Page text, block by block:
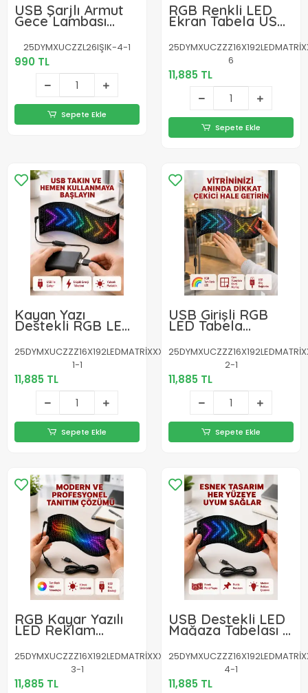
USB Şarjlı Armut
Gece Lambası
Dokunmatik Renk
Değişimli
25DYMXUCZZL26IŞIK-4-1
990 TL
Sepete Ekle
RGB Renkli LED
Ekran Tabela USB
Bağlantılı ve
Kayan Yazı
Destekli 6
11,885 TL
Sepete Ekle
Kayan Yazı
Destekli RGB LED
Reklam Paneli
USB ile Kolay
Kurulumlu
25DYMXUCZZZ16X192LEDMATRİXXXXXXXXY-
1-1
11,885 TL
Sepete Ekle
USB Girişli RGB
LED Tabela
Ayarlanabilir
Parlaklık ve Kayan
Yazı Özellikli
2-1
11,885 TL
Sepete Ekle
RGB Kayar Yazılı
LED Reklam
Ekranı – USB
Bağlantılı Esnek
Tasarım
25DYMXUCZZZ16X192LEDMATRİXXXXXXXXY-
3-1
11,885 TL
USB Destekli LED
Mağaza Tabelası –
Renkli RGB Kayan
Yazı Paneli
4-1
11,885 TL